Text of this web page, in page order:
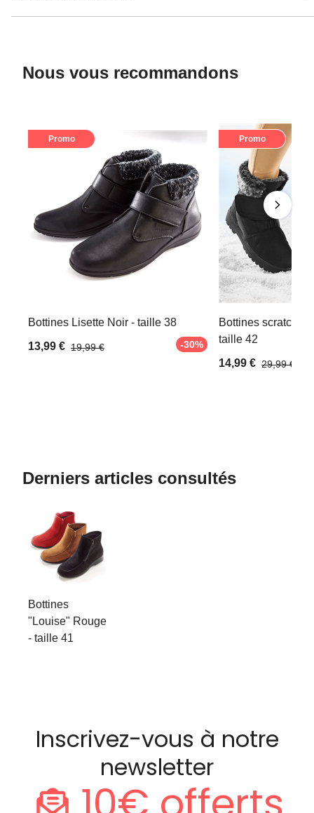
Nous vous recommandons
Promo
Bottines Lisette Noir - taille 38
13,99 € 19,99 € -30%
Promo
Bottines scratch à
taille 42
14,99 € 29,99 €
Derniers articles consultés
Bottines
"Louise" Rouge
- taille 41
Inscrivez-vous à notre
newsletter